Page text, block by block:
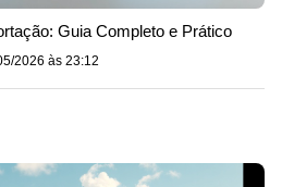
Guia Completo e Prático
2026 às 23:12